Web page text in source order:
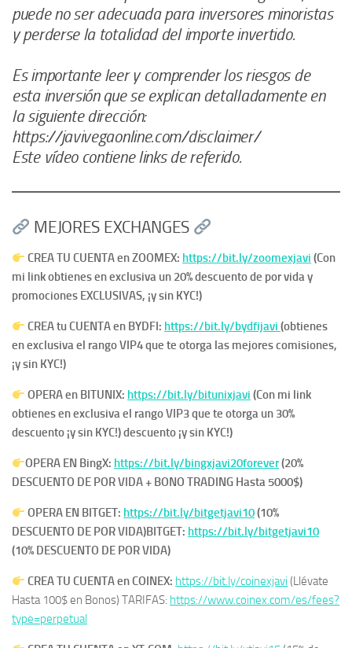
puede no ser adecuada para inversores minoristas
y perderse la totalidad del importe invertido.
Es importante leer y comprender los riesgos de
esta inversión que se explican detalladamente en
la siguiente dirección:
https://javivegaonline.com/disclaimer/
Este vídeo contiene links de referido.
MEJORES EXCHANGES
CREA TU CUENTA en ZOOMEX: https://bit.ly/zoomexjavi (Con
mi link obtienes en exclusiva un 20% descuento de por vida y
promociones EXCLUSIVAS, ¡y sin KYC!)
CREA tu CUENTA en BYDFI: https://bit.ly/bydfijavi(obtienes
en exclusiva el rango VIP4 que te otorga las mejores comisiones,
¡y sin KYC!)
OPERA en BITUNIX: https://bit.ly/bitunixjavi (Con mi link
obtienes en exclusiva el rango VIP3 que te otorga un 30%
descuento ¡y sin KYC!) descuento ¡y sin KYC!)
OPERA EN BingX: https://bit.ly/bingxjavi20forever(20%
DESCUENTO DE POR VIDA + BONO TRADING Hasta 5000$)
OPERA EN BITGET: https://bit.ly/bitgetjavi10(10%
DESCUENTO DE POR VIDA)BITGET: https://bit.ly/bitgetjavi10
(10% DESCUENTO DE POR VIDA)
CREA TU CUENTA en COINEX: https://bit.ly/coinexjavi (Llévate
Hasta 100$ en Bonos) TARIFAS: https://www.coinex.com/es/fees?
type=perpetual